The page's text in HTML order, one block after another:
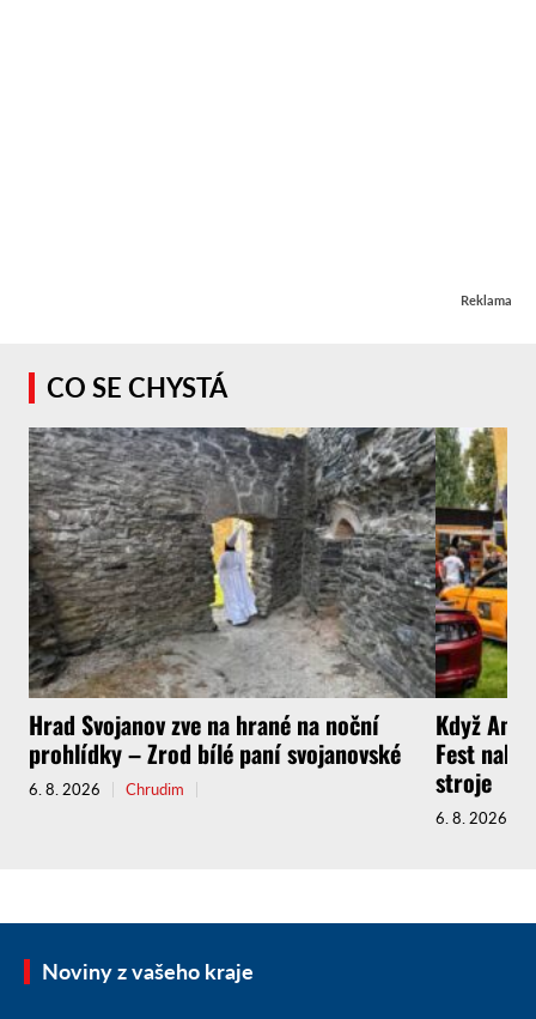
Reklama
CO SE CHYSTÁ
Hrad Svojanov zve na hrané na noční
prohlídky – Zrod bílé paní svojanovské
6. 8. 2026 Chrudim
Když
Fest
stroje
6. 8. 2026
Noviny z vašeho kraje